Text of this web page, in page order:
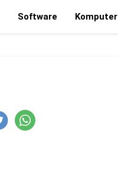
Software Komputer